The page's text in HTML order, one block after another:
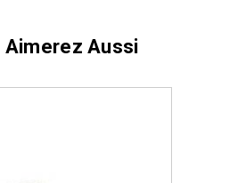
Aimerez Aussi